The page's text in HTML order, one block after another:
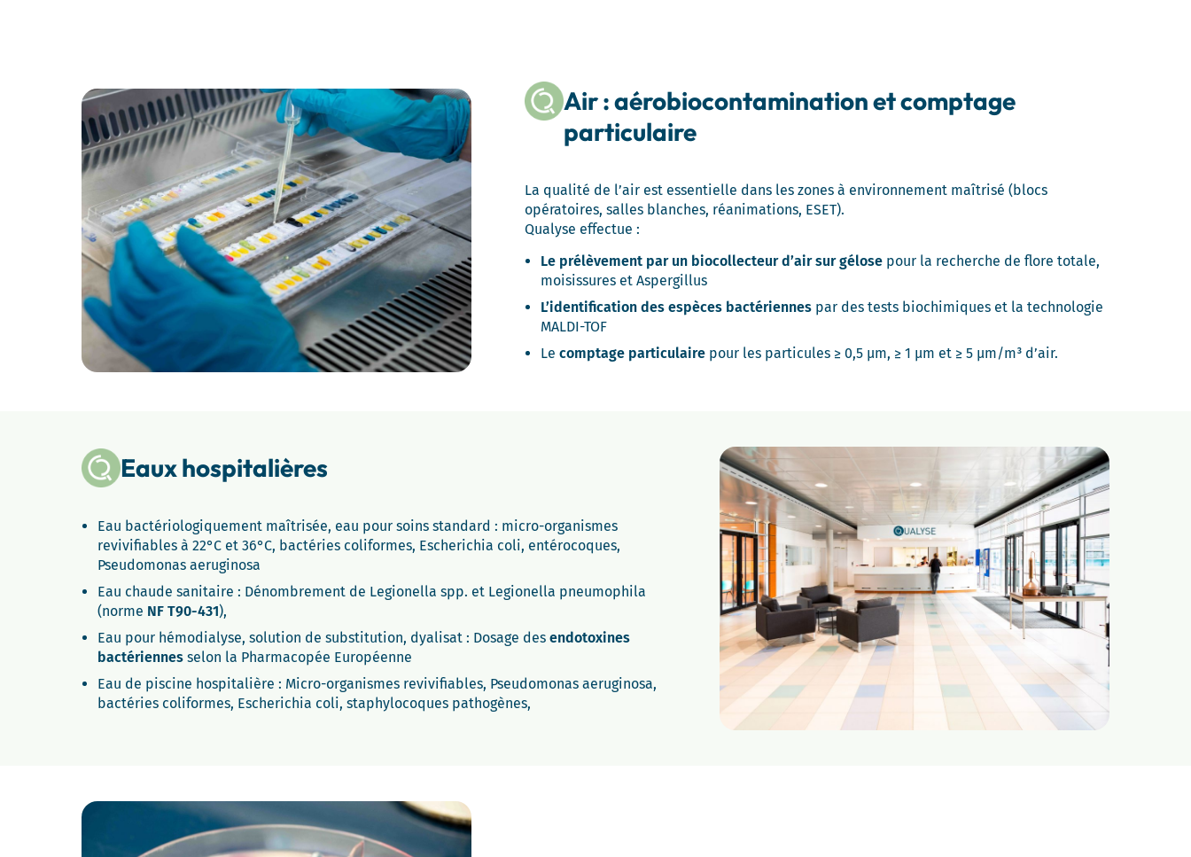
Air : aérobiocontamination et comptage
particulaire
La qualité de l’air est essentielle dans les zones à environnement maîtrisé (blocs
opératoires, salles blanches, réanimations, ESET).
Qualyse effectue :
Le prélèvement par un biocollecteur d’air sur gélose pour la recherche de flore totale,
moisissures et Aspergillus
L’identification des espèces bactériennes par des tests biochimiques et la technologie
MALDI-TOF
Le comptage particulaire pour les particules ≥ 0,5 µm, ≥ 1 µm et ≥ 5 µm/m³ d’air.
Eaux hospitalières
Eau bactériologiquement maîtrisée, eau pour soins standard : micro-organismes
revivifiables à 22°C et 36°C, bactéries coliformes, Escherichia coli, entérocoques,
Pseudomonas aeruginosa
Eau chaude sanitaire : Dénombrement de Legionella spp. et Legionella pneumophila
(norme NF T90-431),
Eau pour hémodialyse, solution de substitution, dyalisat : Dosage des endotoxines
bactériennes selon la Pharmacopée Européenne
Eau de piscine hospitalière : Micro-organismes revivifiables, Pseudomonas aeruginosa,
bactéries coliformes, Escherichia coli, staphylocoques pathogènes,